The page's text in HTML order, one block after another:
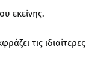
εκείνης.
τις ιδιαίτερες